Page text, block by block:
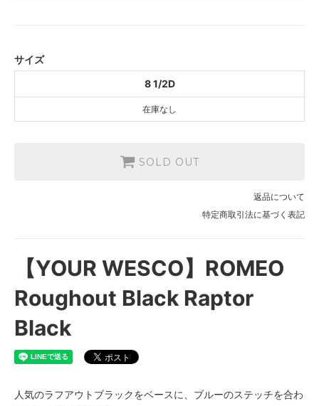
サイズ
8 1/2D
在庫なし
SOLD OUT
返品について
特定商取引法に基づく表記
【YOUR WESCO】ROMEO
Roughout Black Raptor
Black
人気のラフアウトブラックをベースに、ブルーのステッチを合わ